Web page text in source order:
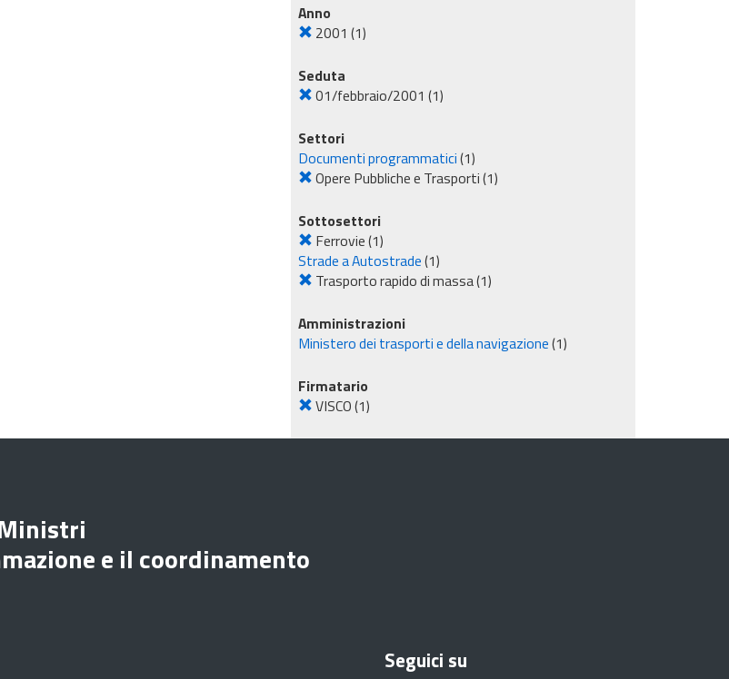
Anno
2001 (1)
Seduta
01/febbraio/2001 (1)
Settori
Documenti programmatici(1)
Opere Pubbliche e Trasporti(1)
Sottosettori
Ferrovie(1)
Strade a Autostrade(1)
Trasporto rapido di massa(1)
Amministrazioni
Ministero dei trasporti e della navigazione(1)
Firmatario
VISCO(1)
e il coordinamento
Seguici su